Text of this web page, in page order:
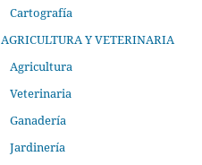
Cartografía
AGRICULTURA Y VETERINARIA
Agricultura
Veterinaria
Ganadería
Jardinería